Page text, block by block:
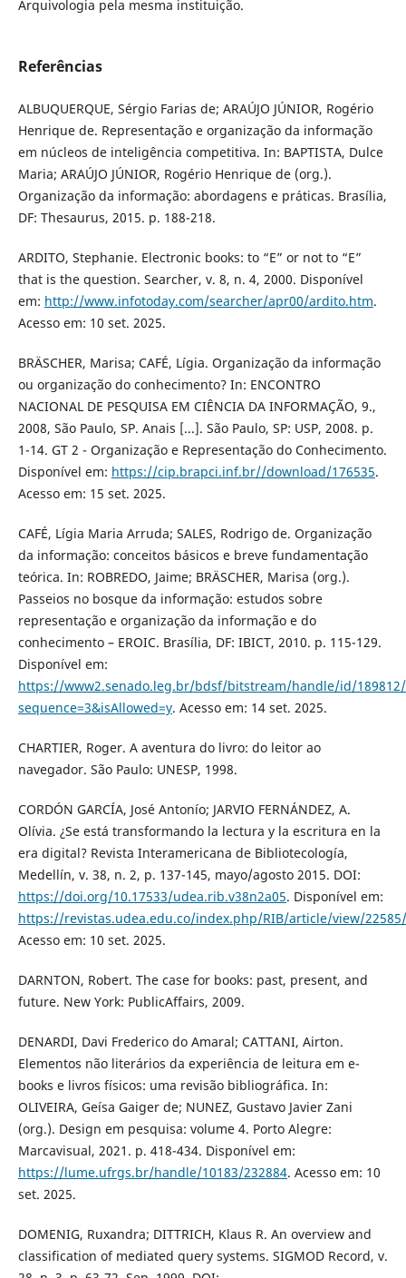
Arquivologia pela mesma instituição.
Referências
ALBUQUERQUE, Sérgio Farias de; ARAÚJO JÚNIOR, Rogério
Henrique de. Representação e organização da informação
em núcleos de inteligência competitiva. In: BAPTISTA, Dulce
Maria; ARAÚJO JÚNIOR, Rogério Henrique de (org.).
Organização da informação: abordagens e práticas. Brasília,
DF: Thesaurus, 2015. p. 188-218.
ARDITO, Stephanie. Electronic books: to “E” or not to “E”
that is the question. Searcher, v. 8, n. 4, 2000. Disponível
em: http://www.infotoday.com/searcher/apr00/ardito.htm.
Acesso em: 10 set. 2025.
BRÄSCHER, Marisa; CAFÉ, Lígia. Organização da informação
ou organização do conhecimento? In: ENCONTRO
NACIONAL DE PESQUISA EM CIÊNCIA DA INFORMAÇÃO, 9.,
2008, São Paulo, SP. Anais [...]. São Paulo, SP: USP, 2008. p.
1-14. GT 2 - Organização e Representação do Conhecimento.
Disponível em: https://cip.brapci.inf.br//download/176535.
Acesso em: 15 set. 2025.
CAFÉ, Lígia Maria Arruda; SALES, Rodrigo de. Organização
da informação: conceitos básicos e breve fundamentação
teórica. In: ROBREDO, Jaime; BRÄSCHER, Marisa (org.).
Passeios no bosque da informação: estudos sobre
representação e organização da informação e do
conhecimento – EROIC. Brasília, DF: IBICT, 2010. p. 115-129.
Disponível em:
https://www2.senado.leg.br/bdsf/bitstream/handle/id/
sequence=3&isAllowed=y. Acesso em: 14 set. 2025.
CHARTIER, Roger. A aventura do livro: do leitor ao
navegador. São Paulo: UNESP, 1998.
CORDÓN GARCÍA, José Antonío; JARVIO FERNÁNDEZ, A.
Olívia. ¿Se está transformando la lectura y la escritura en la
era digital? Revista Interamericana de Bibliotecología,
Medellín, v. 38, n. 2, p. 137-145, mayo/agosto 2015. DOI:
https://doi.org/10.17533/udea.rib.v38n2a05. Disponível em:
https://revistas.udea.edu.co/index.php/RIB/article/view/
Acesso em: 10 set. 2025.
DARNTON, Robert. The case for books: past, present, and
future. New York: PublicAffairs, 2009.
DENARDI, Davi Frederico do Amaral; CATTANI, Airton.
Elementos não literários da experiência de leitura em e-
books e livros físicos: uma revisão bibliográfica. In:
OLIVEIRA, Geísa Gaiger de; NUNEZ, Gustavo Javier Zani
(org.). Design em pesquisa: volume 4. Porto Alegre:
Marcavisual, 2021. p. 418-434. Disponível em:
https://lume.ufrgs.br/handle/10183/232884. Acesso em: 10
set. 2025.
DOMENIG, Ruxandra; DITTRICH, Klaus R. An overview and
classification of mediated query systems. SIGMOD Record, v.